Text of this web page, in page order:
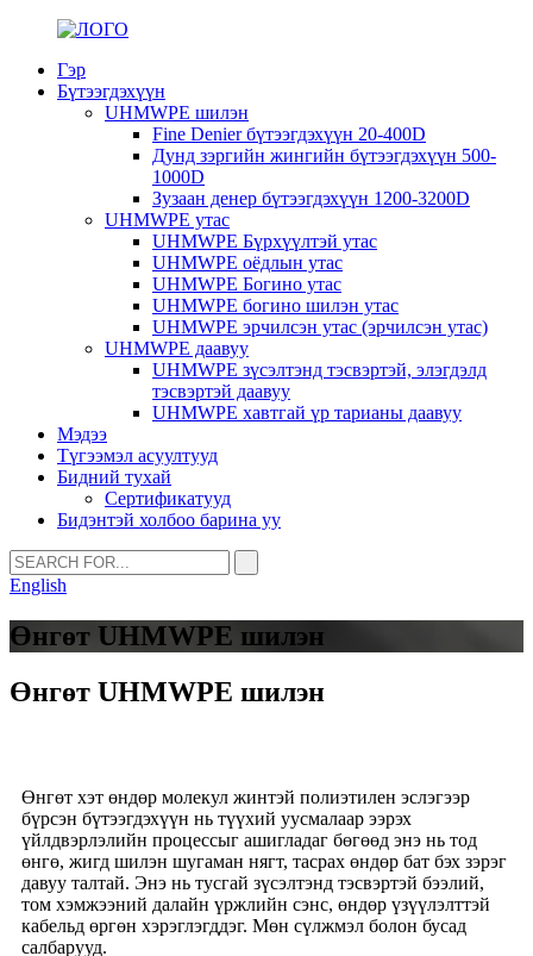
Гэр
Бүтээгдэхүүн
UHMWPE шилэн
Fine Denier бүтээгдэхүүн 20-400D
Дунд зэргийн жингийн бүтээгдэхүүн 500-
1000D
Зузаан денер бүтээгдэхүүн 1200-3200D
UHMWPE утас
UHMWPE Бүрхүүлтэй утас
UHMWPE оёдлын утас
UHMWPE Богино утас
UHMWPE богино шилэн утас
UHMWPE эрчилсэн утас (эрчилсэн утас)
UHMWPE даавуу
UHMWPE зүсэлтэнд тэсвэртэй, элэгдэлд
тэсвэртэй даавуу
UHMWPE хавтгай үр тарианы даавуу
Мэдээ
Түгээмэл асуултууд
Бидний тухай
Сертификатууд
Бидэнтэй холбоо барина уу
English
Өнгөт UHMWPE шилэн
Өнгөт UHMWPE шилэн
Өнгөт хэт өндөр молекул жинтэй полиэтилен эслэгээр
бүрсэн бүтээгдэхүүн нь түүхий уусмалаар ээрэх
үйлдвэрлэлийн процессыг ашигладаг бөгөөд энэ нь тод
өнгө, жигд шилэн шугаман нягт, тасрах өндөр бат бэх зэрэг
давуу талтай. Энэ нь тусгай зүсэлтэнд тэсвэртэй бээлий,
том хэмжээний далайн үржлийн сэнс, өндөр үзүүлэлттэй
кабельд өргөн хэрэглэгддэг. Мөн сүлжмэл болон бусад
салбарууд.